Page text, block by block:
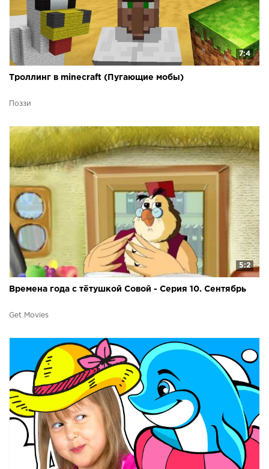
7:4
Троллинг в minecraft (Пугающие мобы)
Поззи
5:2
Времена года с тётушкой Совой - Серия 10. Сентябрь
Get Movies